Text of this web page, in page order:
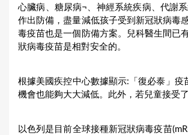
心臟病、糖尿病¬、神經系統疾病、代謝
作出防備，盡量減低孩子受到新冠狀病毒
毒疫苗也是一個防備方案。兒科醫生間已
狀病毒疫苗是相對安全的。
根據美國疾控中心數據顯示:「復必泰」
機會也能夠大大減低。此外，若兒童接受
以色列是目前全球接種新冠狀病毒疫苗